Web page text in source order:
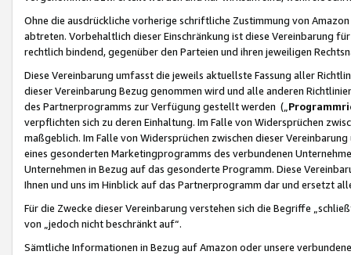
Ohne die ausdrückliche vorherige schriftliche Zustimmung von
abtreten. Vorbehaltlich dieser Einschränkung ist diese Vereinbarung
rechtlich bindend, gegenüber den Parteien und ihren jeweiligen
Diese Vereinbarung umfasst die jeweils aktuellste Fassung aller
dieser Vereinbarung Bezug genommen wird und alle anderen
des Partnerprogramms zur Verfügung gestellt werden („
verpflichten sich zu deren Einhaltung. Im Falle von Widersprüchen
maßgeblich. Im Falle von Widersprüchen zwischen dieser
eines gesonderten Marketingprogramms des verbundenen
Unternehmen in Bezug auf das gesonderte Programm. Diese
Ihnen und uns im Hinblick auf das Partnerprogramm dar und ersetzt
Für die Zwecke dieser Vereinbarung verstehen sich die Begriffe
von „jedoch nicht beschränkt auf“.
Sämtliche Informationen in Bezug auf Amazon oder unsere